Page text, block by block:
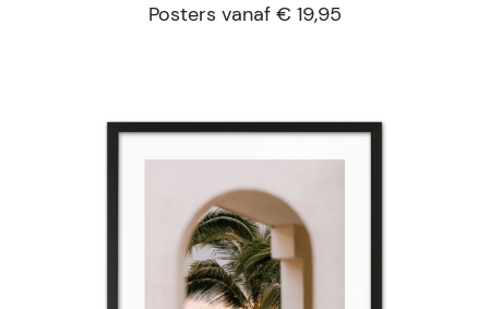
Posters vanaf € 19,95